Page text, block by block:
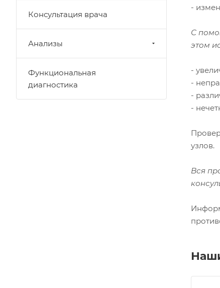
-
С
этом
-
-
-
-
узлов.
Вся
Консультация врача
Анализы
Функциональная
диагностика